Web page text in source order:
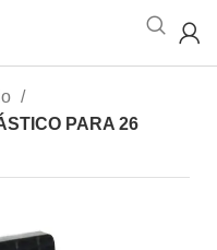
PARA 26